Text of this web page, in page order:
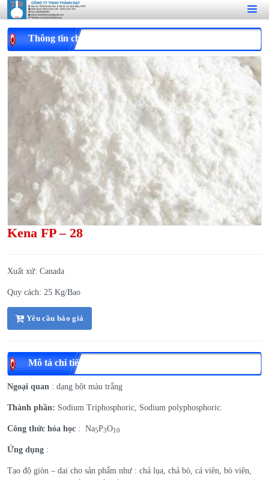
Thông tin chi tiết
Kena FP – 28
Xuất xứ: Canada
Quy cách: 25 Kg/Bao
Yêu cầu báo giá
Mô tả chi tiết
Ngoại quan : dạng bột màu trắng
Thành phần: Sodium Triphosphoric, Sodium polyphosphoric.
Công thức hóa học : Na5P3O10
Ứng dụng :
Tạo độ giòn – dai cho sản phẩm như : chả lụa, chả bò, cá viên, bò viên,